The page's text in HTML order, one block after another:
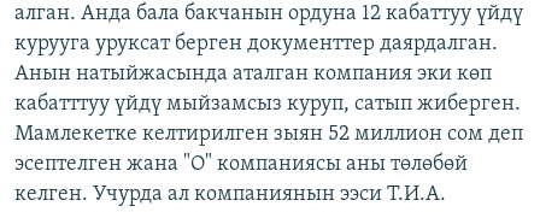
алган. Анда бала бакчанын ордуна 12 кабаттуу үйдү
курууга уруксат берген документтер даярдалган.
Анын натыйжасында аталган компания эки көп
кабатттуу үйдү мыйзамсыз куруп, сатып жиберген.
Мамлекетке келтирилген зыян 52 миллион сом деп
эсептелген жана "О" компаниясы аны төлөбөй
келген. Учурда ал компаниянын ээси Т.И.А.